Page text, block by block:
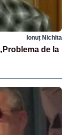
Ionuț Nichita
de la